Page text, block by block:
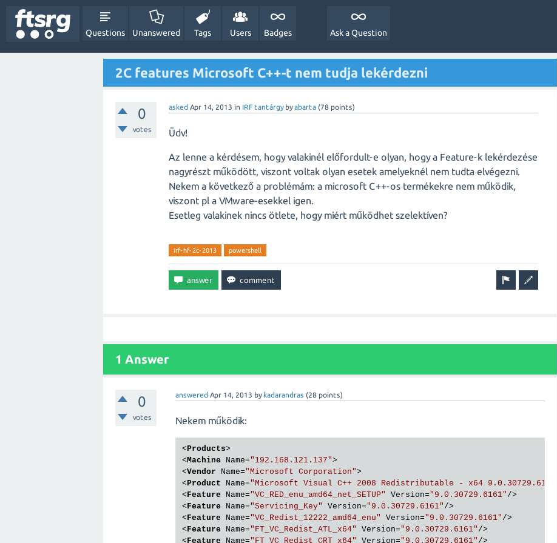
Questions Unanswered Tags Users Badges Ask a Question
2C features Microsoft C++-t nem tudja lekérdezni
0
votes
asked Apr 14, 2013 in IRF tantárgy byabarta (78 points)
Üdv!
Az lenne a kérdésem, hogy valakinél előfordult-e olyan, hogy a Feature-k lekérdezése
nagyrészt működött, viszont voltak olyan esetek amelyeknél nem tudta elvégezni.
Nekem a következő a problémám: a microsoft C++-os termékekre nem működik,
viszont pl a VMware-esekkel igen.
Esetleg valakinek nincs ötlete, hogy miért működhet szelektíven?
irf-hf-2c-2013 powershell
1 Answer
0
votes
answered Apr 14, 2013 by kadarandras (28 points)
Nekem működik:
<Products>
<Machine Name="192.168.121.137">
<Vendor Name="Microsoft Corporation">
<Product Name="Microsoft Visual C++ 2008 Redistributable - x64 9.0.30729.6161"
<Feature Name="VC_RED_enu_amd64_net_SETUP" Version="9.0.30729.6161" />
<Feature Name="Servicing_Key" Version="9.0.30729.6161" />
<Feature Name="VC_Redist_12222_amd64_enu" Version="9.0.30729.6161" />
<Feature Name="FT_VC_Redist_ATL_x64" Version="9.0.30729.6161" />
<Feature Name="FT_VC_Redist_CRT_x64" Version="9.0.30729.6161" />